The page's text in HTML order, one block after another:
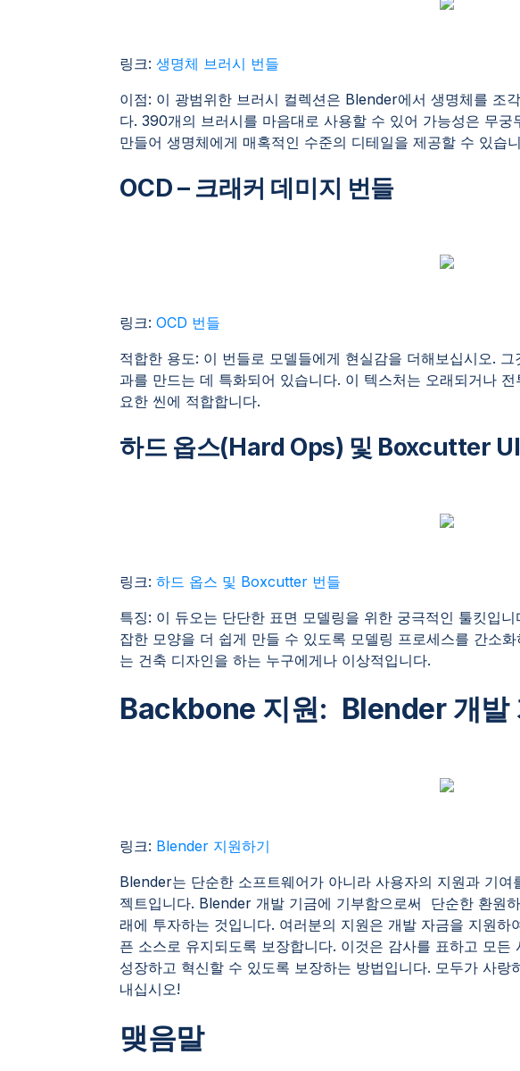
링크:생명체 브러시 번들
이점: 이 광범위한 브러시 컬렉션은 Blender에서 생명체를 조
다. 390개의 브러시를 마음대로 사용할 수 있어 가능성은 무
만들어 생명체에게 매혹적인 수준의 디테일을 제공할 수 있습
OCD – 크래커 데미지 번들
링크:OCD 번들
적합한 용도: 이 번들로 모델들에게 현실감을 더해보십시오.
과를 만드는 데 특화되어 있습니다. 이 텍스처는 오래되거나
요한 씬에 적합합니다.
하드 옵스(Hard Ops) 및 Boxcutter
링크:하드 옵스 및 Boxcutter 번들
특징: 이 듀오는 단단한 표면 모델링을 위한 궁극적인 툴킷입
잡한 모양을 더 쉽게 만들 수 있도록 모델링 프로세스를 간소
는 건축 디자인을 하는 누구에게나 이상적입니다.
Backbone 지원: Blender 개발
링크: Blender 지원하기
Blender는 단순한 소프트웨어가 아니라 사용자의 지원과 기
젝트입니다. Blender 개발 기금에 기부함으로써 단순한 환원
래에 투자하는 것입니다. 여러분의 지원은 개발 자금을 지원
픈 소스로 유지되도록 보장합니다. 이것은 감사를 표하고 모든
성장하고 혁신할 수 있도록 보장하는 방법입니다. 모두가 사랑
내십시오!
맺음말